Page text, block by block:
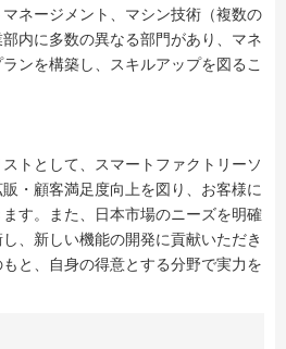
ネージメント、マシン技術（複数の
内に多数の異なる部門があり、マネ
ンを構築し、スキルアップを図るこ
トとして、スマートファクトリーソ
・顧客満足度向上を図り、お客様に
す。また、日本市場のニーズを明確
、新しい機能の開発に貢献いただき
と、自身の得意とする分野で実力を